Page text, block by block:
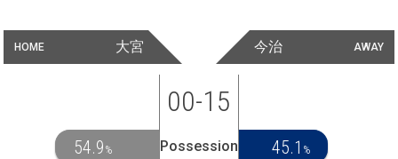
HOME 大宮 AWAY
今治
00-15
54.9 % Possession 45.1 %